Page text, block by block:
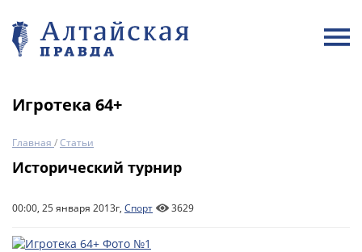
Игротека 64+
Главная /Статьи
Исторический турнир
00:00, 25 января 2013г, Спорт 3629